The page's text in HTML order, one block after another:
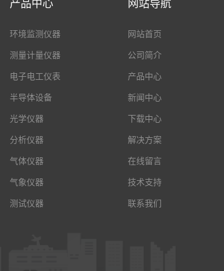
产品中心
环境监测仪器
测量计量仪器
电子电工仪表
半导体设备
光学仪器
分析仪器
气体仪器
气象仪器
测试仪器
网站导航
网站首页
公司简介
产品中心
新闻中心
下载中心
解决方案
在线留言
技术支持
联系我们